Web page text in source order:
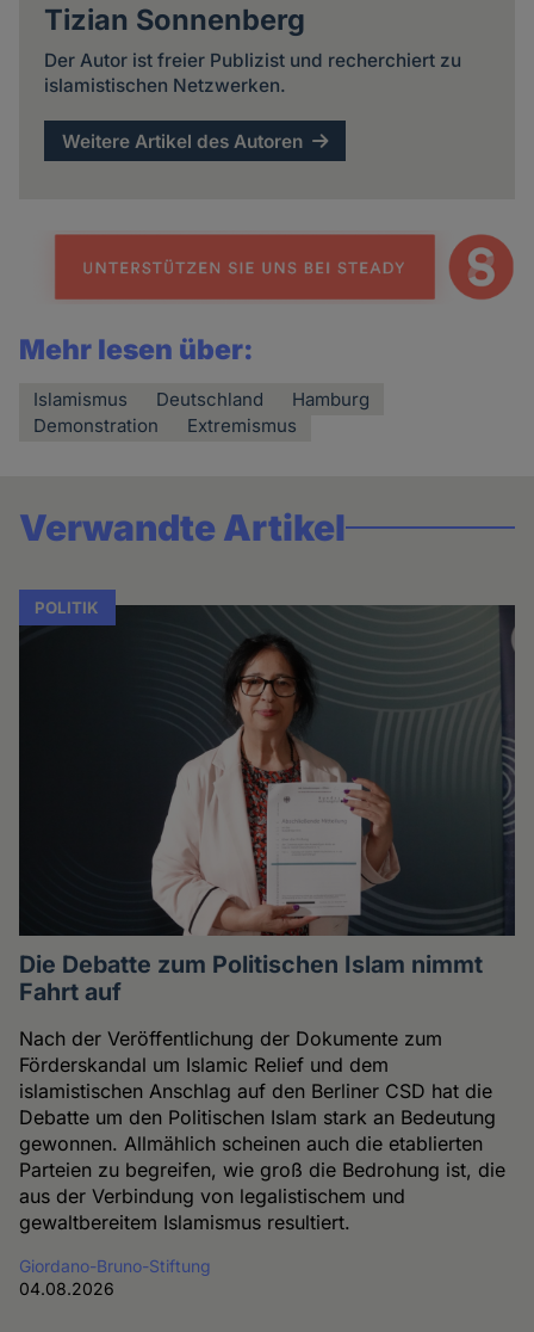
Tizian Sonnenberg
Der Autor ist freier Publizist und recherchiert zu
islamistischen Netzwerken.
Weitere Artikel des Autoren
Mehr lesen über:
Islamismus Deutschland
Hamburg
Demonstration
Extremismus
Verwandte Artikel
POLITIK
Die Debatte zum Politischen Islam nimmt
Fahrt auf
Nach der Veröffentlichung der Dokumente zum
Förderskandal um Islamic Relief und dem
islamistischen Anschlag auf den Berliner CSD hat die
Debatte um den Politischen Islam stark an Bedeutung
gewonnen. Allmählich scheinen auch die etablierten
Parteien zu begreifen, wie groß die Bedrohung ist, die
aus der Verbindung von legalistischem und
gewaltbereitem Islamismus resultiert.
Giordano-Bruno-Stiftung
04.08.2026